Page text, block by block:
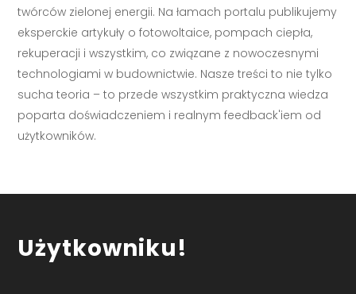
twórców zielonej energii. Na łamach portalu publikujemy
eksperckie artykuły o fotowoltaice, pompach ciepła,
rekuperacji i wszystkim, co związane z nowoczesnymi
technologiami w budownictwie. Nasze treści to nie tylko
sucha teoria – to przede wszystkim praktyczna wiedza
poparta doświadczeniem i realnym feedback'iem od
użytkowników.
Użytkowniku!